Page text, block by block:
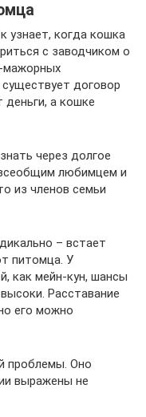
узнает, когда кошка
с заводчиком о
мажорных
договор
деньги, а кошке
через долгое
любимцем и
из членов семьи
– встает
питомца. У
как мейн-кун, шансы
Расставание
его можно
проблемы. Оно
выражены не